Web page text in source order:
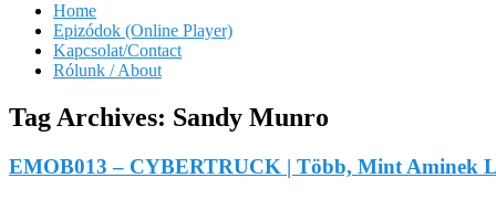
Home
Epizódok (Online Player)
Kapcsolat/Contact
Rólunk / About
Tag Archives: Sandy Munro
EMOB013 – CYBERTRUCK | Több, Mint Aminek